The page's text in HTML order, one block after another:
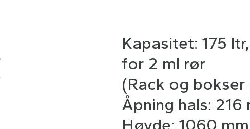
Kapasitet: 175
for 2 ml rør
(Rack og
Åpning hals: 216
Høyde: 1060 mm